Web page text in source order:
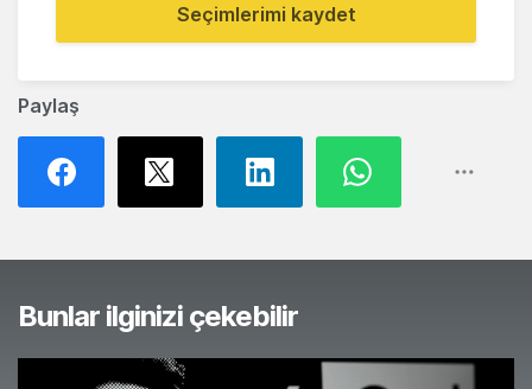
Paylaş
Seçimlerimi kaydet
Bunlar ilginizi çekebilir